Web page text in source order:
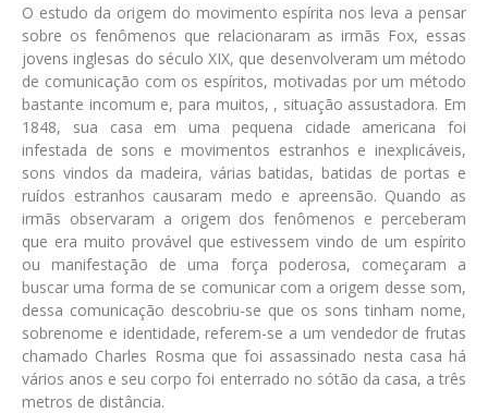
O estudo da origem do movimento espírita nos leva a pensar
sobre os fenômenos que relacionaram as irmãs Fox, essas
jovens inglesas do século XIX, que desenvolveram um método
de comunicação com os espíritos, motivadas por um método
bastante incomum e, para muitos, , situação assustadora. Em
1848, sua casa em uma pequena cidade americana foi
infestada de sons e movimentos estranhos e inexplicáveis,
sons vindos da madeira, várias batidas, batidas de portas e
ruídos estranhos causaram medo e apreensão. Quando as
irmãs observaram a origem dos fenômenos e perceberam
que era muito provável que estivessem vindo de um espírito
ou manifestação de uma força poderosa, começaram a
buscar uma forma de se comunicar com a origem desse som,
dessa comunicação descobriu-se que os sons tinham nome,
sobrenome e identidade, referem-se a um vendedor de frutas
chamado Charles Rosma que foi assassinado nesta casa há
vários anos e seu corpo foi enterrado no sótão da casa, a três
metros de distância.